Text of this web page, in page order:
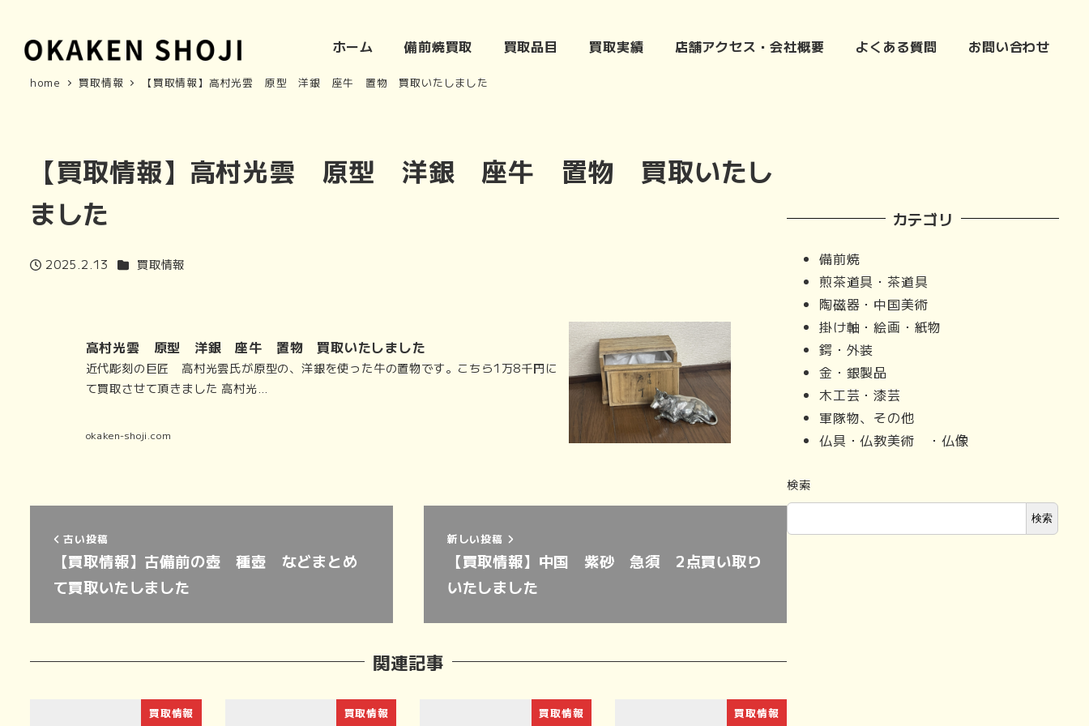
ホーム 備前焼買取 買取品目 買取実績 店舗アクセス・会社概要 よくある質問 お問い合わせ
home 買取情報 【買取情報】高村光雲 原型 洋銀 座牛 置物 買取いたしました
【買取情報】高村光雲 原型 洋銀 座牛 置物 買取いたし
ました
投稿日
2025.2.13 カテゴリー
買取情報
高村光雲 原型 洋銀 座牛 置物 買取いたしました
近代彫刻の巨匠 高村光雲氏が原型の、洋銀を使った牛の置物です。こちら1万8千円に
て買取させて頂きました 高村光…
okaken-shoji.com
古い投稿
【買取情報】古備前の壺 種壺 などまとめ
て買取いたしました
新しい投稿
【買取情報】中国 紫砂 急須 2点買い取り
いたしました
関連記事
買取情報 買取情報 買取情報 買取情報
カテゴリ
備前焼
煎茶道具・茶道具
陶磁器・中国美術
掛け軸・絵画・紙物
鍔・外装
金・銀製品
木工芸・漆芸
軍隊物、その他
仏具・仏教美術 ・仏像
検索
検索